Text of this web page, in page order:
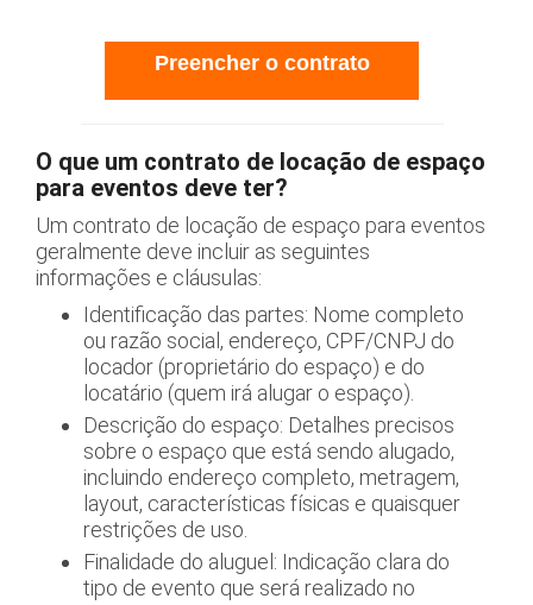
Preencher o contrato
O que um contrato de locação de espaço
para eventos deve ter?
Um contrato de locação de espaço para eventos
geralmente deve incluir as seguintes
informações e cláusulas:
Identificação das partes: Nome completo
ou razão social, endereço, CPF/CNPJ do
locador (proprietário do espaço) e do
locatário (quem irá alugar o espaço).
Descrição do espaço: Detalhes precisos
sobre o espaço que está sendo alugado,
incluindo endereço completo, metragem,
layout, características físicas e quaisquer
restrições de uso.
Finalidade do aluguel: Indicação clara do
tipo de evento que será realizado no